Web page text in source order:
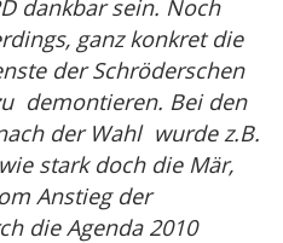
dankbar sein. Noch
ganz konkret die
der Schröderschen
demontieren. Bei den
der Wahl wurde z.B.
stark doch die Mär,
Anstieg der
die Agenda 2010